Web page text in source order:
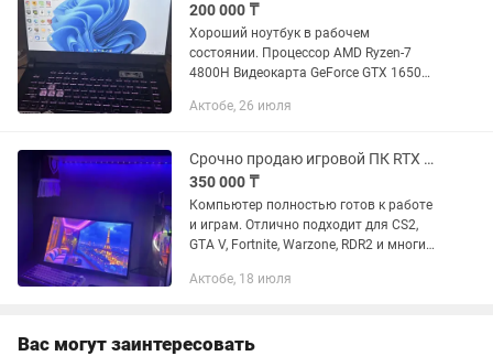
200 000 ₸
Хороший ноутбук в рабочем
состоянии. Процессор AMD Ryzen-7
4800H Видеокарта GeForce GTX 1650
тянет отлично
Актобе, 26 июля
Срочно продаю игровой ПК RTX 3050 полный комплект!
350 000 ₸
Компьютер полностью готов к работе
и играм. Отлично подходит для CS2,
GTA V, Fortnite, Warzone, RDR2 и многих
i5-10400F (новый) NVIDIA GeForce RTX
Актобе, 18 июля
Вас могут заинтересовать